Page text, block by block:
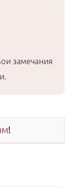
замечания
!